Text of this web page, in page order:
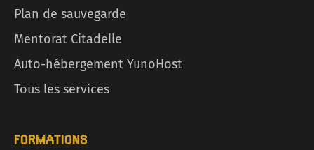
Plan de sauvegarde
Mentorat Citadelle
Auto-hébergement YunoHost
Tous les services
FORMATIONS